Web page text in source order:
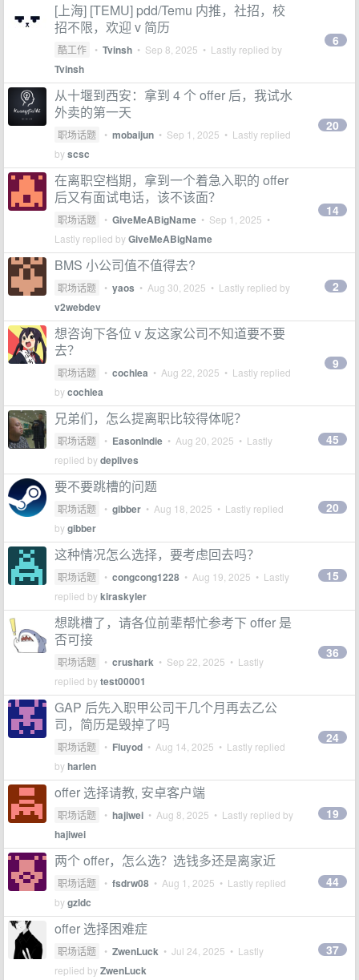
[上海] [TEMU] pdd/Temu 内推，社招，校
招不限，欢迎 v 简历
酷工作 • Tvinsh • Sep 8, 2025 • Lastly replied by
Tvinsh
6
从十堰到西安：拿到 4 个 offer 后，我试水
外卖的第一天
职场话题 • mobaijun • Sep 1, 2025 • Lastly replied
byscsc
20
在离职空档期，拿到一个着急入职的 offer
后又有面试电话，该不该面？
职场话题 • GiveMeABigName • Sep 1, 2025 •
Lastly replied byGiveMeABigName
14
BMS 小公司值不值得去?
职场话题 • yaos • Aug 30, 2025 • Lastly replied by
v2webdev
2
想咨询下各位 v 友这家公司不知道要不要
去？
职场话题 • cochlea • Aug 22, 2025 • Lastly replied
bycochlea
9
兄弟们，怎么提离职比较得体呢？
职场话题 • EasonIndie • Aug 20, 2025 • Lastly
replied bydeplives
45
要不要跳槽的问题
职场话题 • gibber • Aug 18, 2025 • Lastly replied
bygibber
20
这种情况怎么选择，要考虑回去吗？
职场话题 • congcong1228 • Aug 19, 2025 • Lastly
replied bykiraskyler
15
想跳槽了，请各位前辈帮忙参考下 offer 是
否可接
职场话题 • crushark • Sep 22, 2025 • Lastly
replied bytest00001
36
GAP 后先入职甲公司干几个月再去乙公
司，简历是毁掉了吗
职场话题 • Fluyod • Aug 14, 2025 • Lastly replied
byharlen
24
offer 选择请教, 安卓客户端
职场话题 • hajiwei • Aug 8, 2025 • Lastly replied by
hajiwei
19
两个 offer，怎么选？选钱多还是离家近
职场话题 • fsdrw08 • Aug 1, 2025 • Lastly replied
bygzldc
44
offer 选择困难症
职场话题 • ZwenLuck • Jul 24, 2025 • Lastly
replied byZwenLuck
37